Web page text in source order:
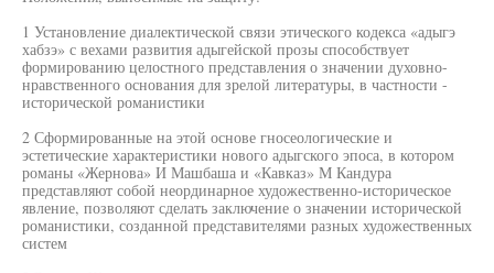
1 Установление диалектической связи этического кодекса «адыгэ
хабзэ» с вехами развития адыгейской прозы способствует
формированию целостного представления о значении духовно-
нравственного основания для зрелой литературы, в частности -
исторической романистики
2 Сформированные на этой основе гносеологические и
эстетические характеристики нового адыгского эпоса, в котором
романы «Жернова» И Машбаша и «Кавказ» М Кандура
представляют собой неординарное художественно-историческое
явление, позволяют сделать заключение о значении исторической
романистики, созданной представителями разных художественных
систем